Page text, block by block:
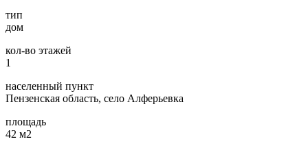
тип
дом
кол-во этажей
1
населенный пункт
Пензенская область, село Алферьевка
площадь
42 м2